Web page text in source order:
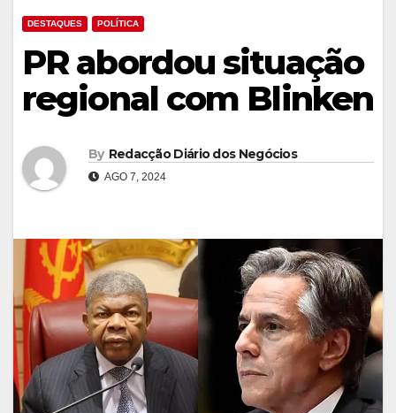
DESTAQUES POLÍTICA
PR abordou situação
regional com Blinken
By Redacção Diário dos Negócios
AGO 7, 2024